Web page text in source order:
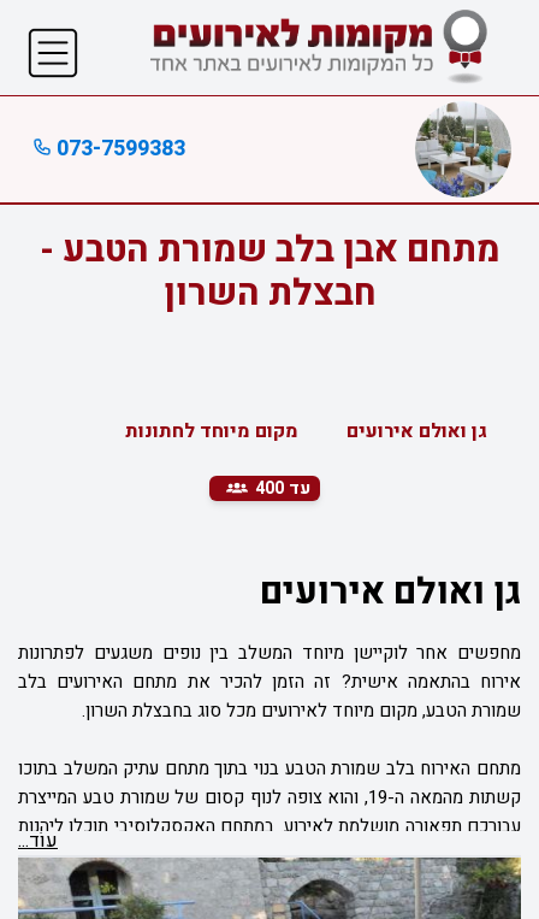
073-7599383
מתחם אבן בלב שמורת הטבע -
חבצלת השרון
גן ואולם אירועים מקום מיוחד לחתונות
עד 400
גן ואולם אירועים
מחפשים אחר לוקיישן מיוחד המשלב בין נופים משגעים לפתרונות
אירוח בהתאמה אישית? זה הזמן להכיר את מתחם האירועים בלב
שמורת הטבע, מקום מיוחד לאירועים מכל סוג בחבצלת השרון.
מתחם האירוח בלב שמורת הטבע בנוי בתוך מתחם עתיק המשלב בתוכו
קשתות מהמאה ה-19, והוא צופה לנוף קסום של שמורת טבע המייצרת
עבורכם תפאורה מושלמת לאירוע. במתחם האקסקלוסיבי תוכלו ליהנות
מ-4 מתחמי אירוח שונים הכוללים: גלריית אירוח המשקיפה על
השמורה, גן מקורה הכולל מדשאות ופינות ישיבה אלטרנטיביות, בית עץ
לאירוח אירועים קטנים ל- 30 מוזמנים ומתחם המסעדה הכולל גם אזור
עוֹד...